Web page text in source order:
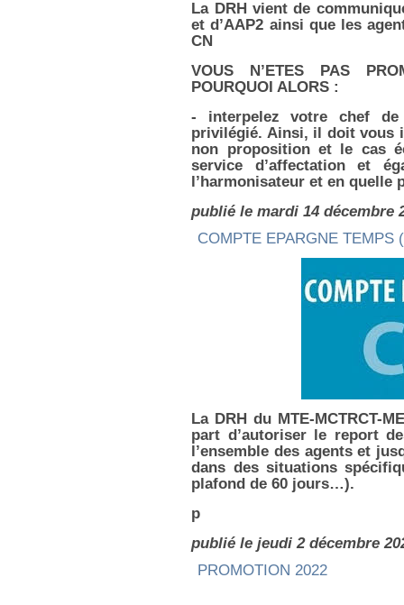
La DRH vient de
et d’AAP2 ainsi que les
CN
VOUS N’ETES PAS
POURQUOI ALORS :
- interpelez votre chef
privilégié. Ainsi, il doit vous
non proposition et le cas
service d’affectation et
l’harmonisateur et en quelle
publié le mardi 14 décembre
COMPTE EPARGNE TEMPS
La DRH du MTE-MCTRCT-
part d’autoriser le report
l’ensemble des agents et
dans des situations
plafond de 60 jours…).
p
publié le jeudi 2 décembre
PROMOTION 2022